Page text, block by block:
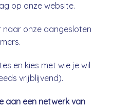
op onze website.
naar onze aangesloten
en kies met wie je wil
vrijblijvend).
aan een netwerk van